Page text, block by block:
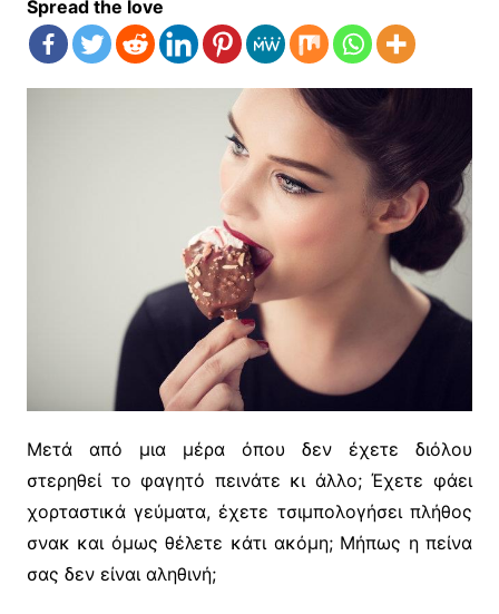
Spread the love
Μετά από μια μέρα όπου δεν έχετε διόλου
στερηθεί το φαγητό πεινάτε κι άλλο; Έχετε φάει
χορταστικά γεύματα, έχετε τσιμπολογήσει πλήθος
σνακ και όμως θέλετε κάτι ακόμη; Μήπως η πείνα
σας δεν είναι αληθινή;